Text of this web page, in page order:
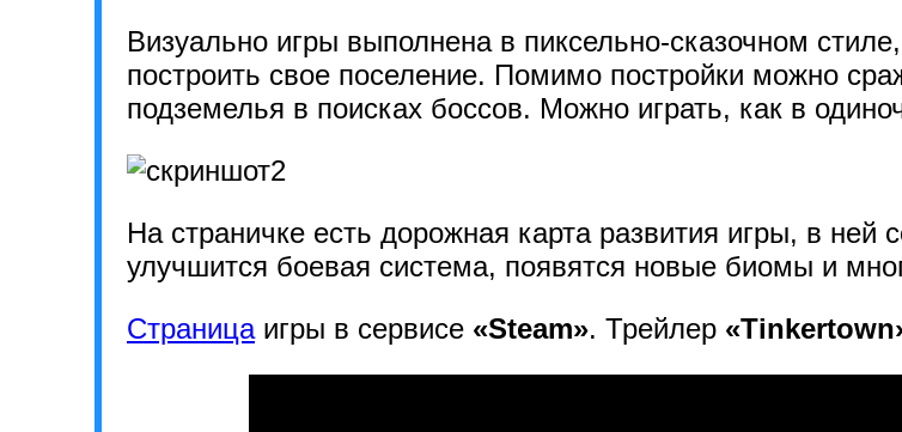
Визуально игры выполнена в пиксельно-сказочном
построить свое поселение. Помимо постройки можно
подземелья в поисках боссов. Можно играть, как в
На страничке есть дорожная карта развития игры, в ней
улучшится боевая система, появятся новые биомы и
Страницаигры в сервисе «Steam». Трейлер